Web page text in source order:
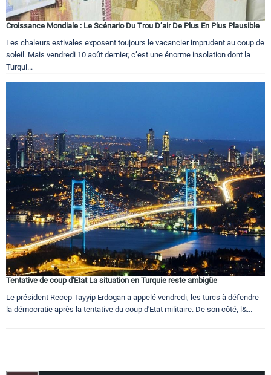
Croissance Mondiale : Le Scénario Du Trou D’air De Plus En Plus Plausible
Les chaleurs estivales exposent toujours le vacancier imprudent au coup de
soleil. Mais vendredi 10 août dernier, c’est une énorme insolation dont la
Turqui...
Tentative de coup d'Etat La situation en Turquie reste ambigüe
Le président Recep Tayyip Erdogan a appelé vendredi, les turcs à défendre
la démocratie après la tentative du coup d'Etat militaire. De son côté, l&...